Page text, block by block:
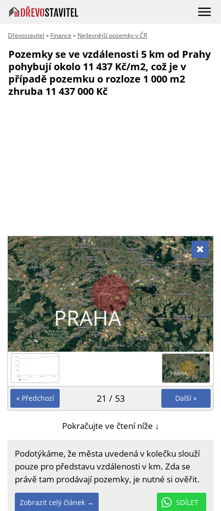
Dřevostavitel » Finance » Nejlevnější pozemky v ČR
Pozemky se ve vzdálenosti 5 km od Prahy
pohybují okolo 11 437 Kč/m2, což je v
případě pozemku o rozloze 1 000 m2
zhruba 11 437 000 Kč
« Předchozí Další »
21 / 53
Pokračujte ve čtení níže ↓
Podotýkáme, že města uvedená v kolečku slouží
pouze pro představu vzdálenosti v km. Zda se
právě tam prodávají pozemky, je nutné si ověřit.
SDÍLET
Zobrazit celý článek →